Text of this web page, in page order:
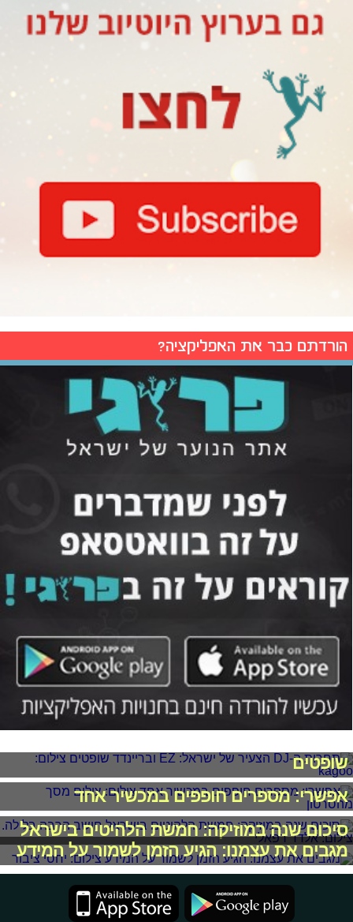
הורדתם כבר את האפליקציה?
שופטים
אפשרי: מספרים חופפים במכשיר אחד
סיכום שנה במוזיקה: חמשת הלהיטים בישראל
מגבים את עצמנו: הגיע הזמן לשמור על המידע